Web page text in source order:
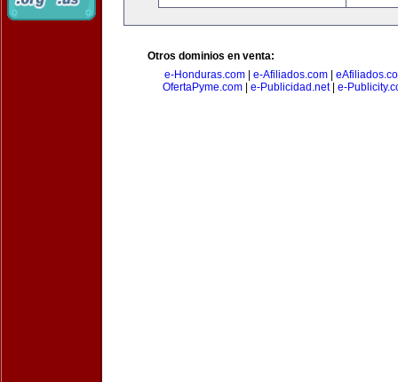
Otros dominios en venta:
e-Honduras.com| e-Afiliados.com|
OfertaPyme.com| e-Publicidad.net| e-